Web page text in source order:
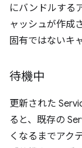
にバンドルする
ャッシュが作成
固有ではないキ
待機中
更新された
ると、既存の
くなるまでアク